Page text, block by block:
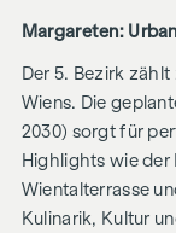
Margareten:
Der 5. Bezirk
Wiens. Die
2030) sorgt für
Highlights wie
Wientalterrasse
Kulinarik, Kultur